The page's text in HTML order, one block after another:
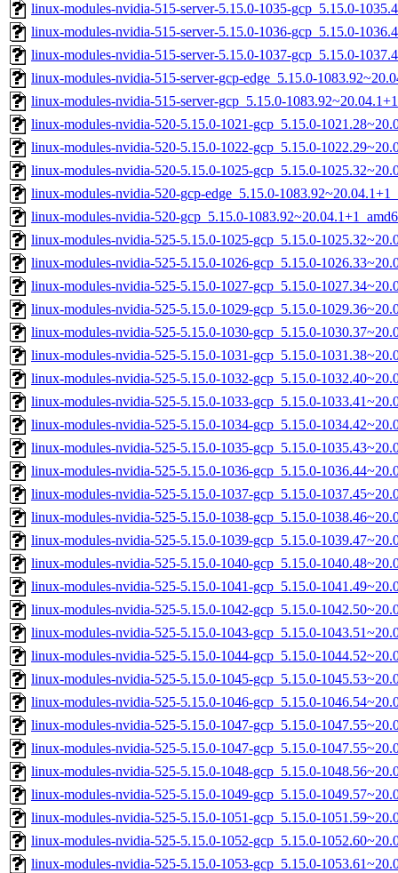
linux-modules-nvidia-515-server-5.15.0-1035-gcp_5.15.0-
linux-modules-nvidia-515-server-5.15.0-1036-gcp_5.15.0-
linux-modules-nvidia-515-server-5.15.0-1037-gcp_5.15.0-
linux-modules-nvidia-515-server-gcp-edge_5.15.0-
linux-modules-nvidia-515-server-gcp_5.15.0-
linux-modules-nvidia-520-5.15.0-1021-gcp_5.15.0-
linux-modules-nvidia-520-5.15.0-1022-gcp_5.15.0-
linux-modules-nvidia-520-5.15.0-1025-gcp_5.15.0-
linux-modules-nvidia-520-gcp-edge_5.15.0-
linux-modules-nvidia-520-gcp_5.15.0-
linux-modules-nvidia-525-5.15.0-1025-gcp_5.15.0-
linux-modules-nvidia-525-5.15.0-1026-gcp_5.15.0-
linux-modules-nvidia-525-5.15.0-1027-gcp_5.15.0-
linux-modules-nvidia-525-5.15.0-1029-gcp_5.15.0-
linux-modules-nvidia-525-5.15.0-1030-gcp_5.15.0-
linux-modules-nvidia-525-5.15.0-1031-gcp_5.15.0-
linux-modules-nvidia-525-5.15.0-1032-gcp_5.15.0-
linux-modules-nvidia-525-5.15.0-1033-gcp_5.15.0-
linux-modules-nvidia-525-5.15.0-1034-gcp_5.15.0-
linux-modules-nvidia-525-5.15.0-1035-gcp_5.15.0-
linux-modules-nvidia-525-5.15.0-1036-gcp_5.15.0-
linux-modules-nvidia-525-5.15.0-1037-gcp_5.15.0-
linux-modules-nvidia-525-5.15.0-1038-gcp_5.15.0-
linux-modules-nvidia-525-5.15.0-1039-gcp_5.15.0-
linux-modules-nvidia-525-5.15.0-1040-gcp_5.15.0-
linux-modules-nvidia-525-5.15.0-1041-gcp_5.15.0-
linux-modules-nvidia-525-5.15.0-1042-gcp_5.15.0-
linux-modules-nvidia-525-5.15.0-1043-gcp_5.15.0-
linux-modules-nvidia-525-5.15.0-1044-gcp_5.15.0-
linux-modules-nvidia-525-5.15.0-1045-gcp_5.15.0-
linux-modules-nvidia-525-5.15.0-1046-gcp_5.15.0-
linux-modules-nvidia-525-5.15.0-1047-gcp_5.15.0-
linux-modules-nvidia-525-5.15.0-1047-gcp_5.15.0-
linux-modules-nvidia-525-5.15.0-1048-gcp_5.15.0-
linux-modules-nvidia-525-5.15.0-1049-gcp_5.15.0-
linux-modules-nvidia-525-5.15.0-1051-gcp_5.15.0-
linux-modules-nvidia-525-5.15.0-1052-gcp_5.15.0-
linux-modules-nvidia-525-5.15.0-1053-gcp_5.15.0-